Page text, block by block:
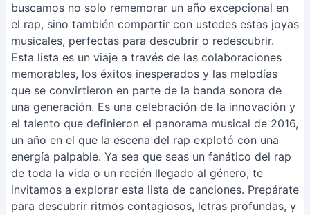
buscamos no solo rememorar un año excepcional en
el rap, sino también compartir con ustedes estas joyas
musicales, perfectas para descubrir o redescubrir.
Esta lista es un viaje a través de las colaboraciones
memorables, los éxitos inesperados y las melodías
que se convirtieron en parte de la banda sonora de
una generación. Es una celebración de la innovación y
el talento que definieron el panorama musical de 2016,
un año en el que la escena del rap explotó con una
energía palpable. Ya sea que seas un fanático del rap
de toda la vida o un recién llegado al género, te
invitamos a explorar esta lista de canciones. Prepárate
para descubrir ritmos contagiosos, letras profundas, y